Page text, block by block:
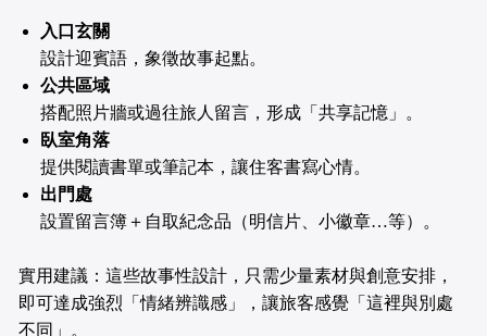
入口玄關
設計迎賓語，象徵故事起點。
公共區域
搭配照片牆或過往旅人留言，形成「共享記憶」。
臥室角落
提供閱讀書單或筆記本，讓住客書寫心情。
出門處
設置留言簿＋自取紀念品（明信片、小徽章…等）。
實用建議：這些故事性設計，只需少量素材與創意安排，
即可達成強烈「情緒辨識感」，讓旅客感覺「這裡與別處
不同」。